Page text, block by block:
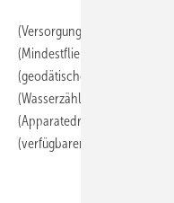
(Versorgungsdruck)
(Mindestfließdruck) –
(geodätischer Druckv.) –
(Wasserzählerdruckd.) –
(Apparatedruckd.) –
(verfügbarer Druck) =